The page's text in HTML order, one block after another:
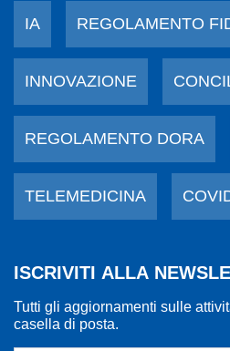
IA REGOLAMENTO
INNOVAZIONE
REGOLAMENTO DORA
TELEMEDICINA
ISCRIVITI ALLA
Tutti gli aggiornamenti sulle
casella di posta.